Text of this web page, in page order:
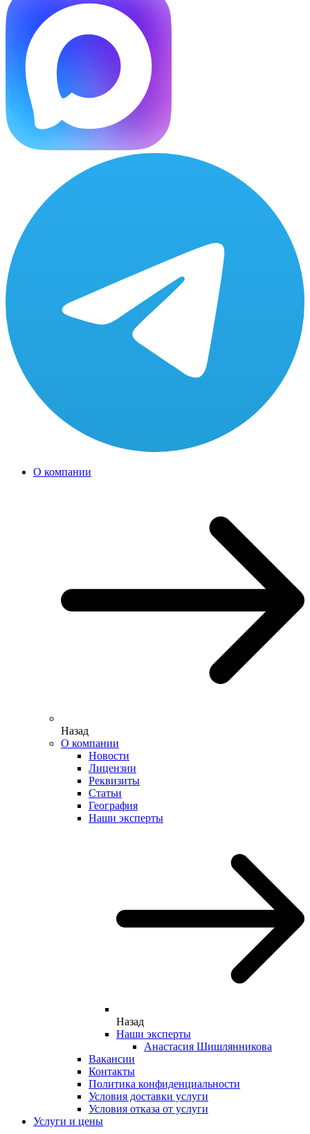
О компании
Назад
О компании
Новости
Лицензии
Реквизиты
Статьи
География
Наши эксперты
Назад
Наши эксперты
Анастасия Шишлянникова
Вакансии
Контакты
Политика конфиденциальности
Условия доставки услуги
Условия отказа от услуги
Услуги и цены